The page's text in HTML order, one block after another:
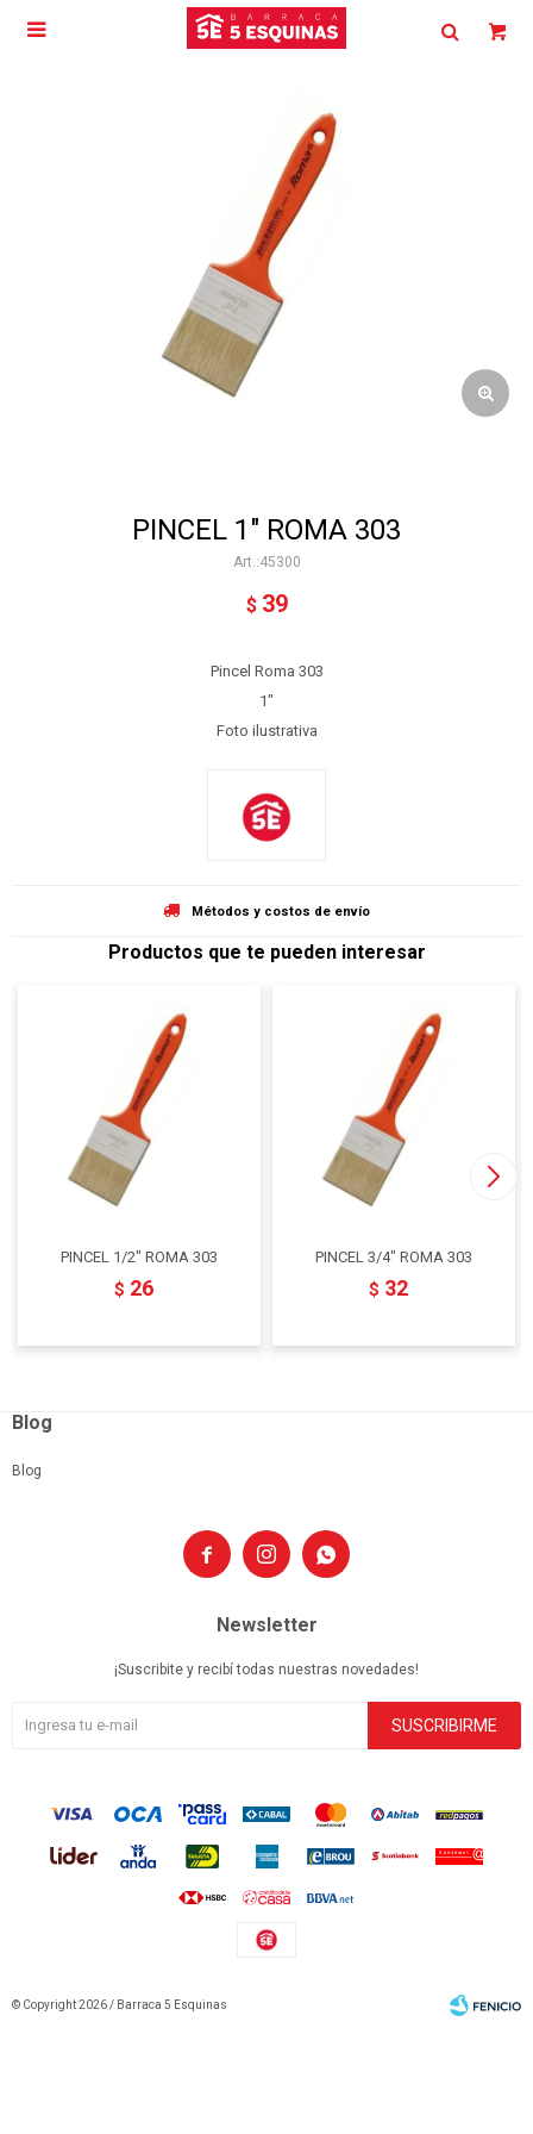

PINCEL 1" ROMA 303
45300
$ 39
Pincel Roma 303
1"
Foto ilustrativa
Métodos y costos de envío
Productos que te pueden interesar
PINCEL 1/2" ROMA 303
$ 26
PINCEL 3/4" ROMA 303
$ 32
  
Blog
Blog
Newsletter
¡Suscribite y recibí todas nuestras novedades!
SUSCRIBIRME
© Copyright 2026 / Barraca 5 Esquinas